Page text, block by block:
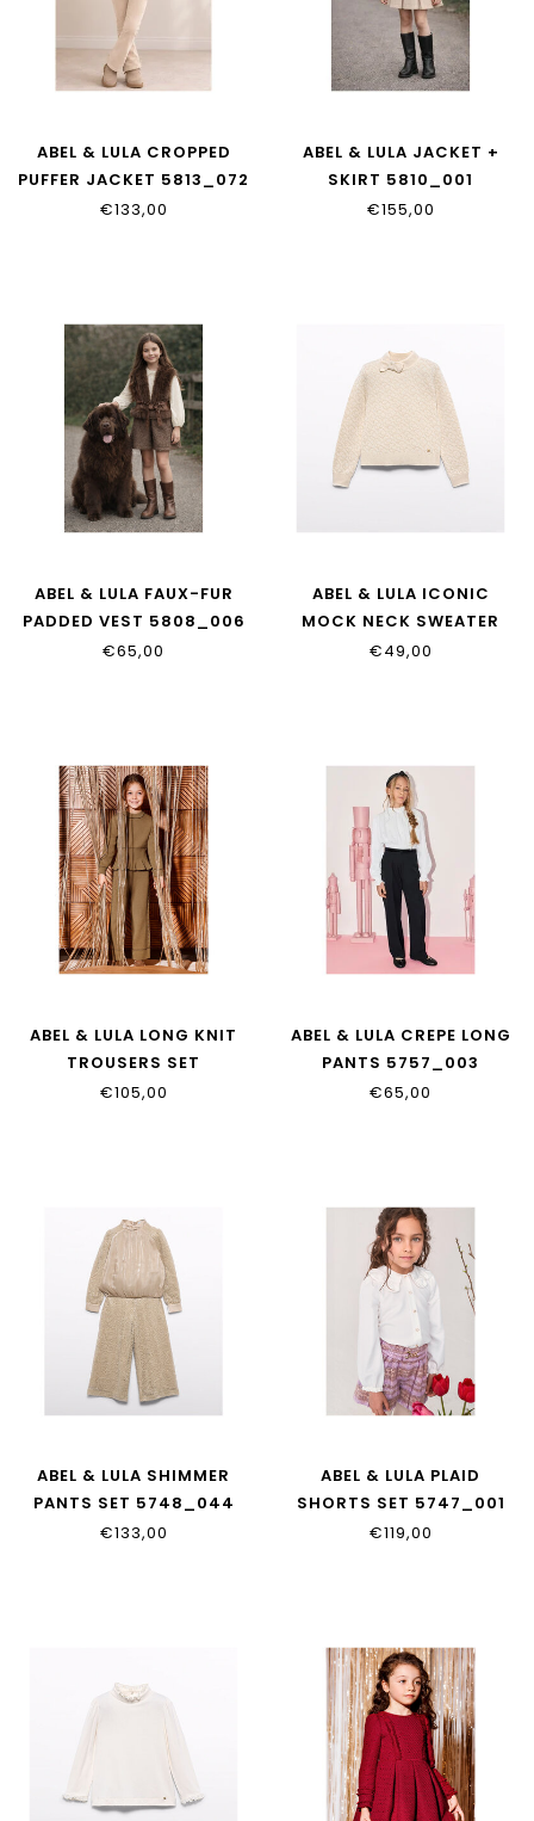
ABEL & LULA CROPPED
PUFFER JACKET 5813_072
€133,00
ABEL & LULA JACKET +
SKIRT 5810_001
€155,00
ABEL & LULA FAUX-FUR
PADDED VEST 5808_006
€65,00
ABEL & LULA ICONIC
MOCK NECK SWEATER
5805_004
€49,00
ABEL & LULA LONG KNIT
TROUSERS SET
5769_008
€105,00
ABEL & LULA CREPE LONG
PANTS 5757_003
€65,00
ABEL & LULA SHIMMER
PANTS SET 5748_044
€133,00
ABEL & LULA PLAID
SHORTS SET 5747_001
€119,00